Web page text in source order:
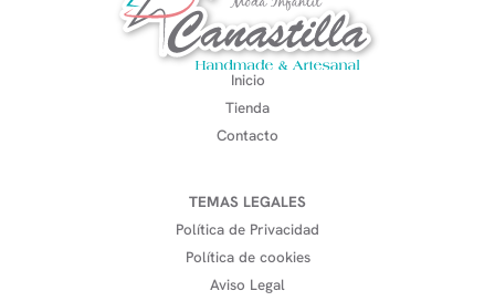
Inicio
Tienda
Contacto
TEMAS LEGALES
Política de Privacidad
Política de cookies
Aviso Legal